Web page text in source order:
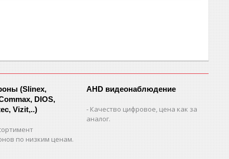
(Slinex,
DIOS,
Vizit,..)
по низким ценам.
AHD видеонаблюдение
Качество цифровое, цена как за
аналог.